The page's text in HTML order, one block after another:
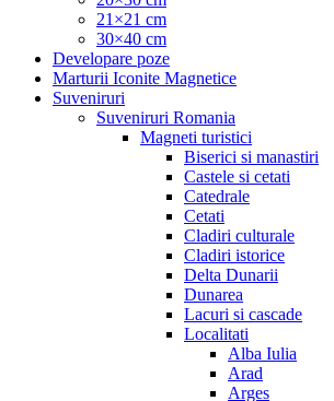
21×21 cm
30×40 cm
Developare poze
Marturii Iconite Magnetice
Suveniruri
Suveniruri Romania
Magneti turistici
Biserici si manastiri
Castele si cetati
Catedrale
Cetati
Cladiri culturale
Cladiri istorice
Delta Dunarii
Dunarea
Lacuri si cascade
Localitati
Alba Iulia
Arad
Arges